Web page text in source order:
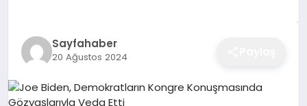
EKONOMI
Sayfahaber
20 Ağustos 2024